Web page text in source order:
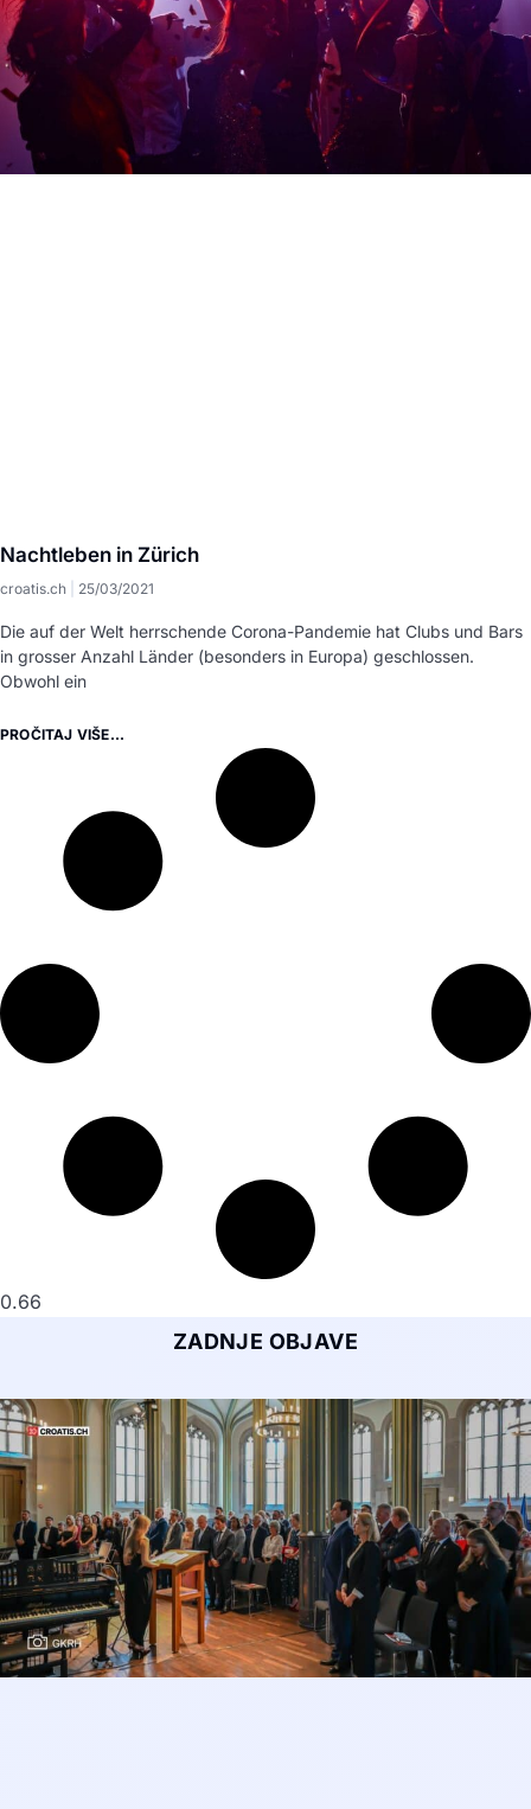
Nachtleben in Zürich
croatis.ch 25/03/2021
Die auf der Welt herrschende Corona-Pandemie hat Clubs und Bars
in grosser Anzahl Länder (besonders in Europa) geschlossen.
Obwohl ein
PROČITAJ VIŠE...
ZADNJE OBJAVE